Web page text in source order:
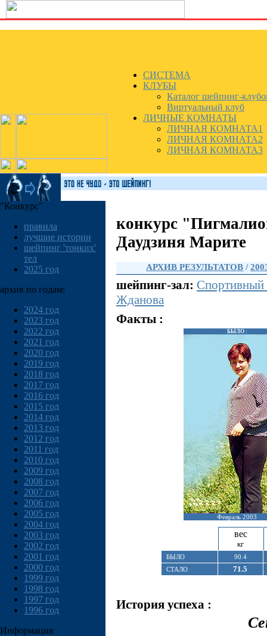
СИСТЕМА
КЛУБЫ
Каталог шейпинг-
Виртуальный клуб
ЛИЧНЫЕ КОМНАТЫ
ЛИЧНАЯ КОМНАТА1
ЛИЧНАЯ КОМНАТА2
ЛИЧНАЯ КОМНАТА3
"Конкурс"
правила
лучшие истории
шейпинг 'тонких'
тел
2025 год
архив по годам:
2024 год
2023 год
2022 год
2021 год
2020 год
2019 год
2018 год
2017 год
2016 год
2015 год
2014 год
2013 год
2012 год
2011 год
2010 год
2009 год
2008 год
2007 год
2006 год
2005 год
2004 год
2003 год
2002 год
2001 год
2000 год
1999 год
1998 год
1997 год
1996 год
Информация
конкурс
Даудзиня Марите
АРХИВ РЕЗУЛЬТАТОВ /
шейпинг-зал:
Жданова
Факты :
БЫЛО :
Февраль 2003
вес
кг
БЫЛО
90.4
СТАЛО
71.5
История успеха :